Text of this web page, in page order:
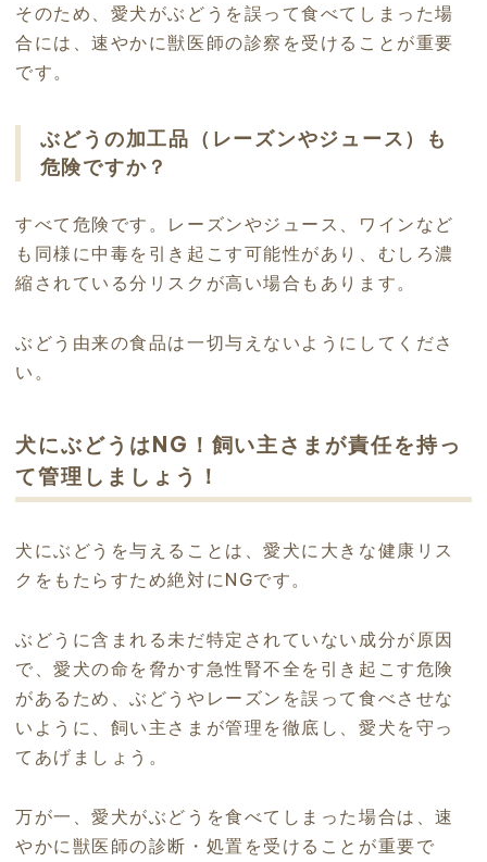
そのため、愛犬がぶどうを誤って食べてしまった場
合には、速やかに獣医師の診察を受けることが重要
です。
ぶどうの加工品（レーズンやジュース）も
危険ですか？
すべて危険です。レーズンやジュース、ワインなど
も同様に中毒を引き起こす可能性があり、むしろ濃
縮されている分リスクが高い場合もあります。
ぶどう由来の食品は一切与えないようにしてくださ
い。
犬にぶどうはNG！飼い主さまが責任を持っ
て管理しましょう！
犬にぶどうを与えることは、愛犬に大きな健康リス
クをもたらすため絶対にNGです。
ぶどうに含まれる未だ特定されていない成分が原因
で、愛犬の命を脅かす急性腎不全を引き起こす危険
があるため、ぶどうやレーズンを誤って食べさせな
いように、飼い主さまが管理を徹底し、愛犬を守っ
てあげましょう。
万が一、愛犬がぶどうを食べてしまった場合は、速
やかに獣医師の診断・処置を受けることが重要で